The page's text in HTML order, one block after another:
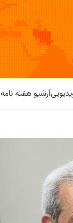
آرشیو هفته نامه